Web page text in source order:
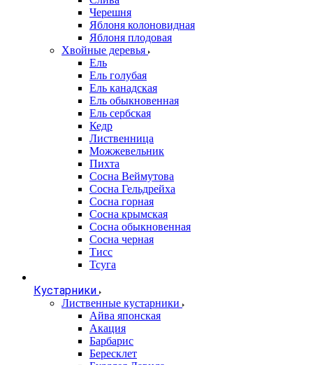
Черешня
Яблоня колоновидная
Яблоня плодовая
Хвойные деревья
Ель
Ель голубая
Ель канадская
Ель обыкновенная
Ель сербская
Кедр
Лиственница
Можжевельник
Пихта
Сосна Веймутова
Сосна Гельдрейха
Сосна горная
Сосна крымская
Сосна обыкновенная
Сосна черная
Тисс
Тсуга
Кустарники
Лиственные кустарники
Айва японская
Акация
Барбарис
Бересклет